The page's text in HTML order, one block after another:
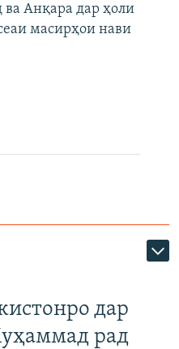
ва Анқара дар ҳоли
масирҳои нави
дар
рад